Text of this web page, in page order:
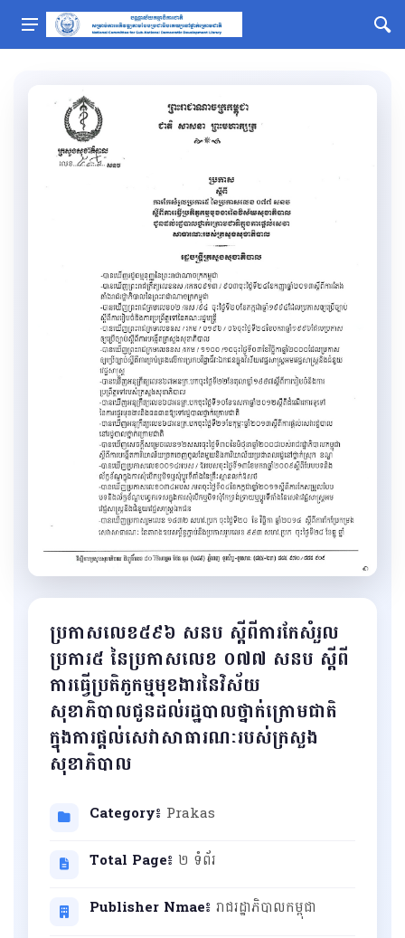
ប្រកាសលេខ៥៩៦ សនប ស្តីពីការកែសំរួល
ប្រការ៥ នៃប្រកាសលេខ ០៧៧ សនប ស្តីពី
ការធ្វើប្រតិភូកម្មមុខងារនៃវិស័យ
សុខាភិបាលជូនដល់រដ្ឋបាលថ្នាក់ក្រោមជាតិ
ក្នុងការផ្តល់សេវាសាធារណៈរបស់ក្រសួង
សុខាភិបាល
Category៖ Prakas
Total Page៖ ២ ទំព័រ
Publisher Nmae៖ រាជរដ្ឋាភិបាលកម្ពុជា